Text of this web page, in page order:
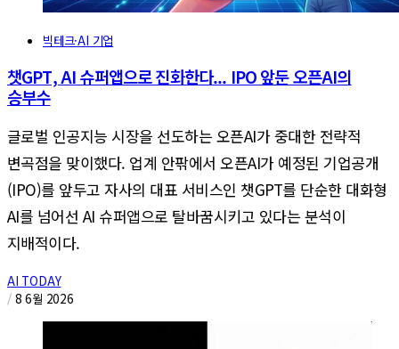
빅테크·AI 기업
챗GPT, AI 슈퍼앱으로 진화한다... IPO 앞둔 오픈AI의
승부수
글로벌 인공지능 시장을 선도하는 오픈AI가 중대한 전략적
변곡점을 맞이했다. 업계 안팎에서 오픈AI가 예정된 기업공개
(IPO)를 앞두고 자사의 대표 서비스인 챗GPT를 단순한 대화형
AI를 넘어선 AI 슈퍼앱으로 탈바꿈시키고 있다는 분석이
지배적이다.
AI TODAY
/ 8 6월 2026